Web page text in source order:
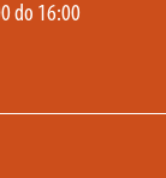
do 16:00